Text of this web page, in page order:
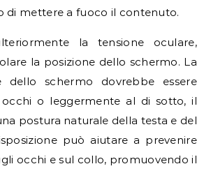
di mettere a fuoco il contenuto.
la tensione oculare,
la posizione dello schermo. La
dello schermo dovrebbe essere
occhi o leggermente al di sotto, il
postura naturale della testa e del
può aiutare a prevenire
occhi e sul collo, promuovendo il